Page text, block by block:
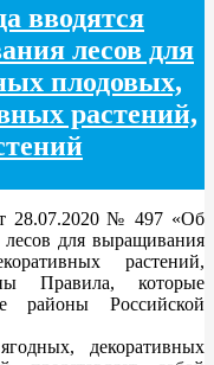
вводятся
лесов для
плодовых,
растений,
28.07.2020 № 497 «Об
для выращивания
растений,
Правила, которые
районы Российской
декоративных